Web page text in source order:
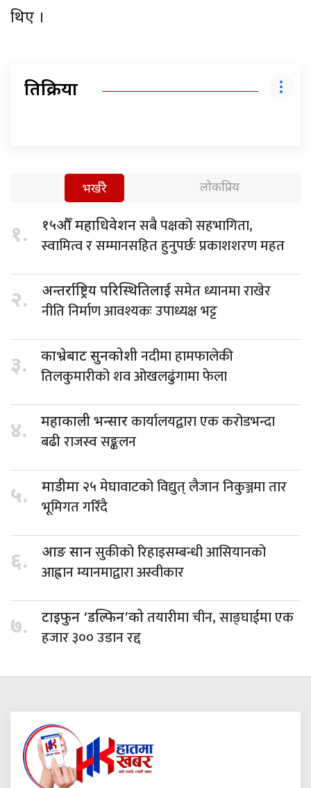
थिए ।
प्रतिक्रिया
भर्खरै लोकप्रिय
१. १५औँ महाधिवेशनसबै पक्षको सहभागिता,
स्वामित्व र सम्मानसहित हुनुपर्छः प्रकाशशरण महत
२. अन्तर्राष्ट्रिय परिस्थितिलाईसमेत ध्यानमा राखेर
नीति निर्माण आवश्यकः उपाध्यक्ष भट्ट
३. काभ्रेबाट सुनकोशीनदीमा हामफालेकी
तिलकुमारीको शव ओखलढुंगामा फेला
४. महाकाली भन्सारकार्यालयद्वारा एक करोडभन्दा
बढी राजस्व सङ्कलन
५. माडीमा २५ मेघावाटको विद्युत् लैजान निकुञ्जमा तार
भूमिगत गरिँदै
६. आङ सानसुकीको रिहाइसम्बन्धी आसियानको
आह्वान म्यानमाद्वारा अस्वीकार
७. टाइफुन ‘डल्फिन’कोतयारीमा चीन, साङ्घाईमा एक
हजार ३०० उडान रद्द